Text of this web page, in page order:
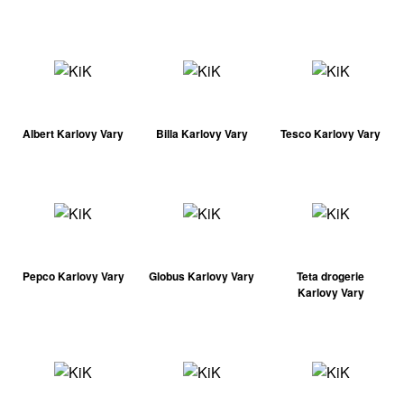
Albert Karlovy Vary Billa Karlovy Vary Tesco Karlovy Vary
Pepco Karlovy Vary Globus Karlovy Vary
Teta drogerie
Karlovy Vary